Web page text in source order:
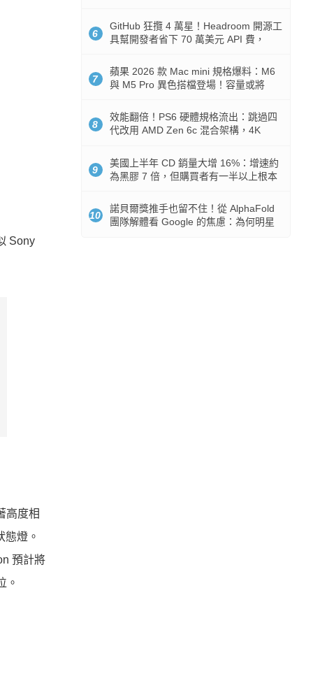
Sony
高度相
燈。
預計將
。
6
GitHub 狂攬 4 萬星！Headroom 開源工
具幫開發者省下 70 萬美元 API 費，
7
蘋果 2026 款 Mac mini 規格爆料：M6
與 M5 Pro 異色搭檔登場！容量或將
8
效能翻倍！PS6 硬體規格流出：跳過四
代改用 AMD Zen 6c 混合架構，4K
9
美國上半年 CD 銷量大增 16%：增速約
為黑膠 7 倍，但購買者有一半以上根本
10
諾貝爾獎推手也留不住！從 AlphaFold
團隊解體看 Google 的焦慮：為何明星